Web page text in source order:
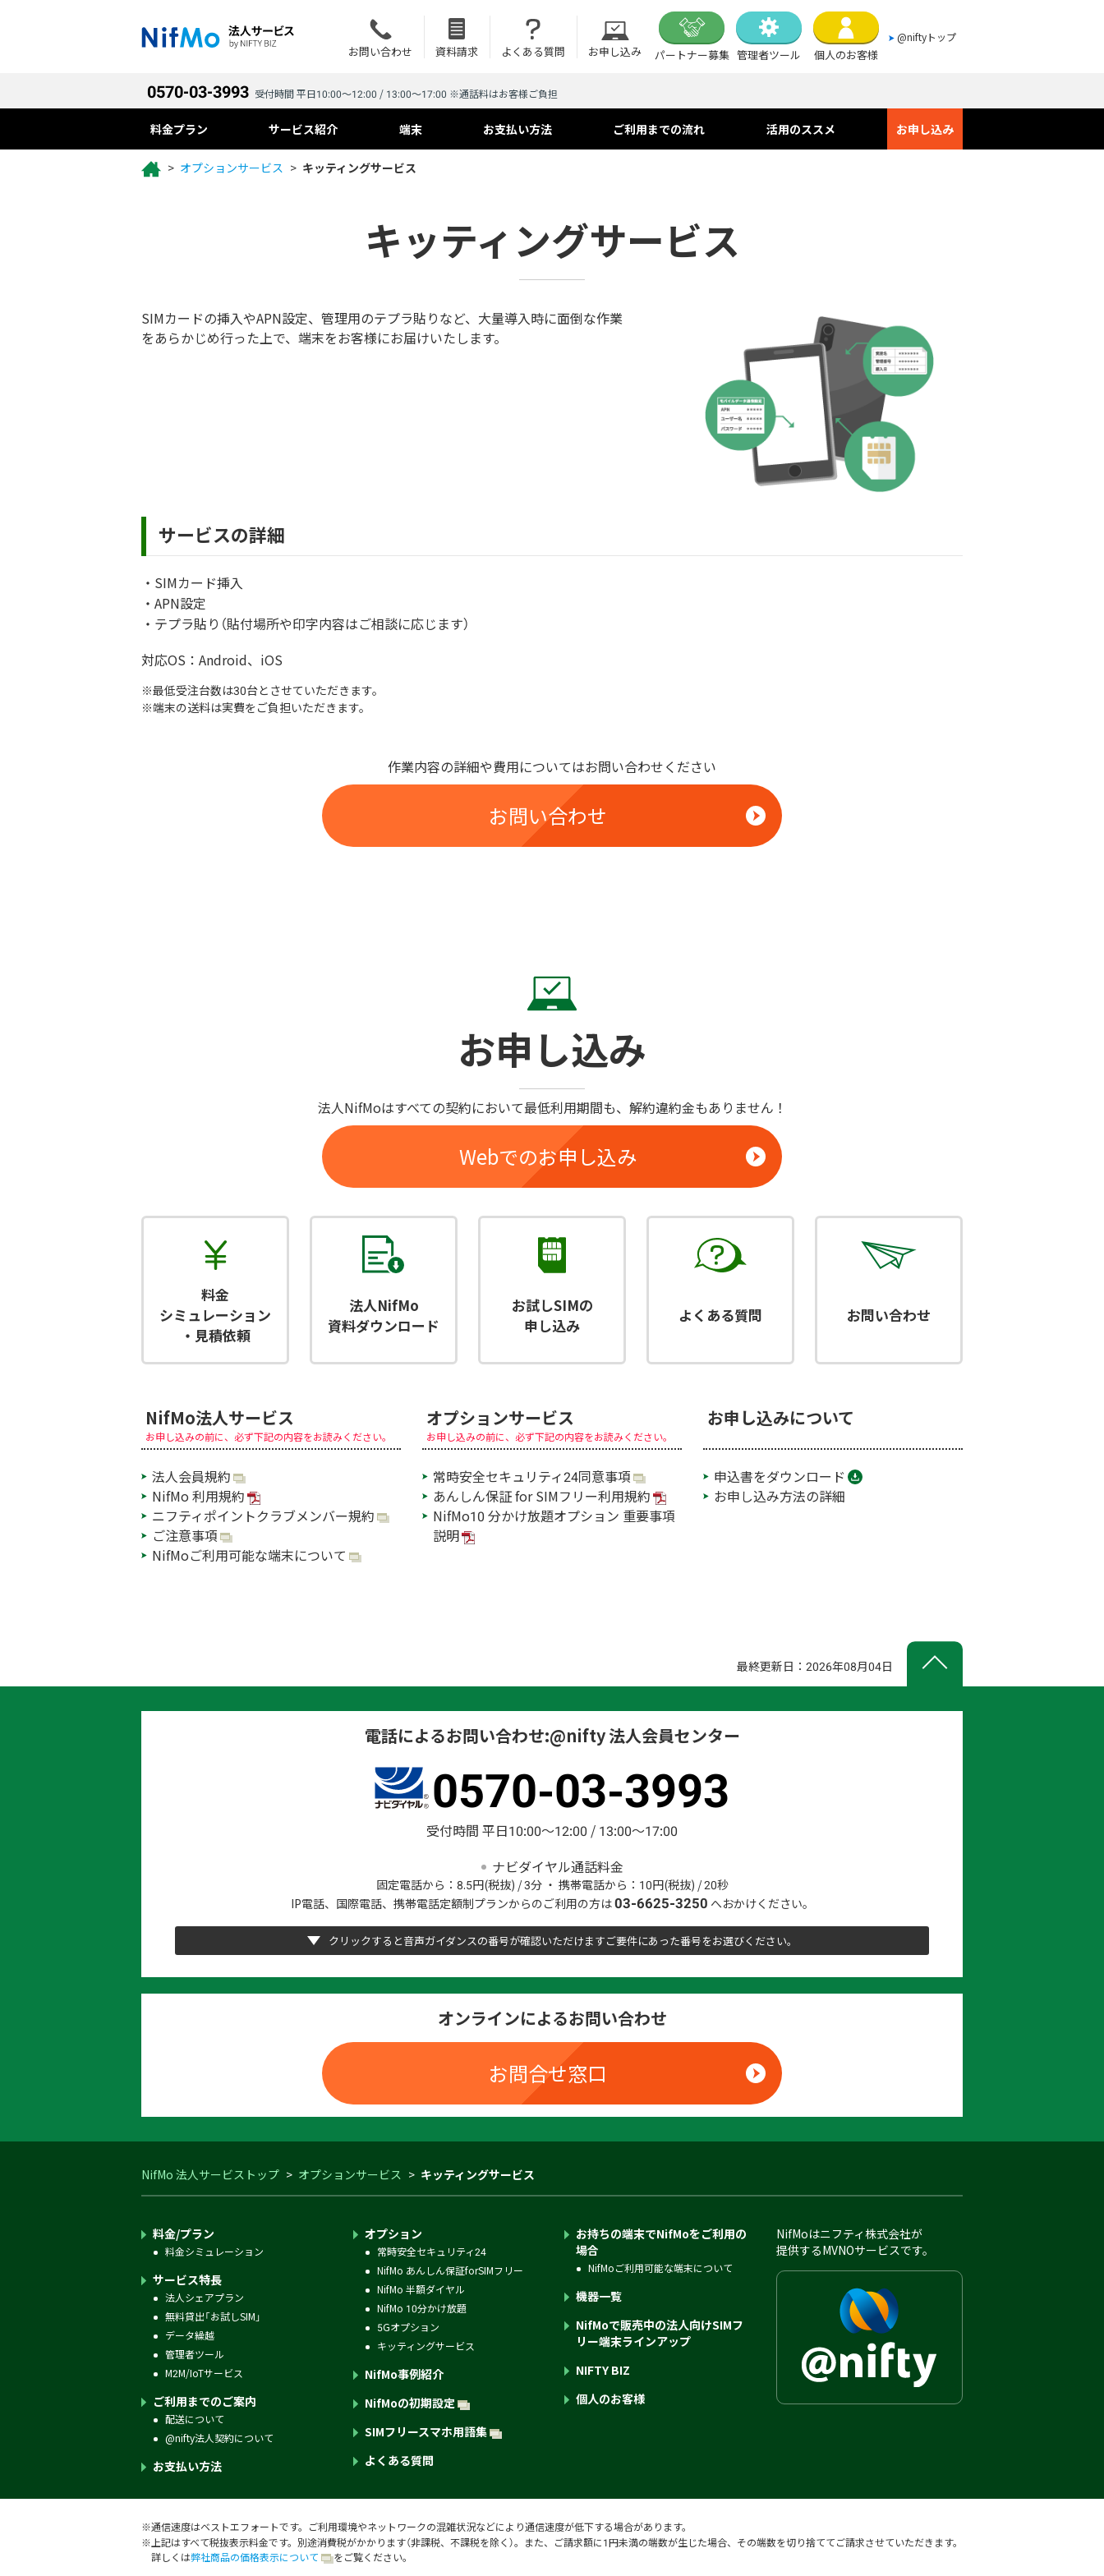
お問い合わせ 資料請求 よくある質問 お申し込み パートナー募集 管理者ツール 個人のお客様
@niftyトップ
0570-03-3993 受付時間 平日10:00～12:00 / 13:00～17:00 ※通話料はお客様ご負担
料金プラン サービス紹介 端末 お支払い方法 ご利用までの流れ 活用のススメ お申し込み
オプションサービス キッティングサービス
キッティングサービス
SIMカードの挿入やAPN設定、管理用のテプラ貼りなど、大量導入時に面倒な作業
をあらかじめ行った上で、端末をお客様にお届けいたします。
サービスの詳細
・ SIMカード挿入
・ APN設定
・ テプラ貼り（貼付場所や印字内容はご相談に応じます）
対応OS：Android、iOS
※最低受注台数は30台とさせていただきます。
※端末の送料は実費をご負担いただきます。
作業内容の詳細や費用についてはお問い合わせください
お問い合わせ
お申し込み
法人NifMoはすべての契約において最低利用期間も、解約違約金もありません！
Webでのお申し込み
料金
シミュレーション
・見積依頼
法人NifMo
資料ダウンロード
お試しSIMの
申し込み
よくある質問 お問い合わせ
NifMo法人サービス
お申し込みの前に、必ず下記の内容をお読みください。
法人会員規約
NifMo 利用規約
ニフティポイントクラブメンバー規約
ご注意事項
NifMoご利用可能な端末について
オプションサービス
お申し込みの前に、必ず下記の内容をお読みください。
常時安全セキュリティ24同意事項
あんしん保証 for SIMフリー利用規約
NifMo10 分かけ放題オプション 重要事項
説明
お申し込みについて
申込書をダウンロード
お申し込み方法の詳細
最終更新日：2026年08月04日
電話によるお問い合わせ:@nifty 法人会員センター
0570-03-3993
受付時間 平日10:00～12:00 / 13:00～17:00
ナビダイヤル通話料金
固定電話から：8.5円(税抜) / 3分 ・ 携帯電話から：10円(税抜) / 20秒
IP電話、国際電話、携帯電話定額制プランからのご利用の方は03-6625-3250 へおかけください。
クリックすると音声ガイダンスの番号が確認いただけますご要件にあった番号をお選びください。
オンラインによるお問い合わせ
お問合せ窓口
NifMo 法人サービストップ オプションサービス キッティングサービス
料金/プラン
料金シミュレーション
サービス特長
法人シェアプラン
無料貸出「お試しSIM」
データ繰越
管理者ツール
M2M/IoTサービス
ご利用までのご案内
配送について
@nifty法人契約について
お支払い方法
オプション
常時安全セキュリティ24
NifMo あんしん保証forSIMフリー
NifMo 半額ダイヤル
NifMo 10分かけ放題
5Gオプション
キッティングサービス
NifMo事例紹介
NifMoの初期設定
SIMフリースマホ用語集
よくある質問
お持ちの端末でNifMoをご利用の
場合
NifMoご利用可能な端末について
機器一覧
NifMoで販売中の法人向けSIMフ
リー端末ラインアップ
NIFTY BIZ
個人のお客様
NifMoはニフティ株式会社が
提供するMVNOサービスです。
※通信速度はベストエフォートです。ご利用環境やネットワークの混雑状況などにより通信速度が低下する場合があります。
※上記はすべて税抜表示料金です。別途消費税がかかります（非課税、不課税を除く）。また、 ご請求額に1円未満の端数が生じた場合、その端数を切り捨ててご請求させていただきます。
詳しくは弊社商品の価格表示について をご覧ください。